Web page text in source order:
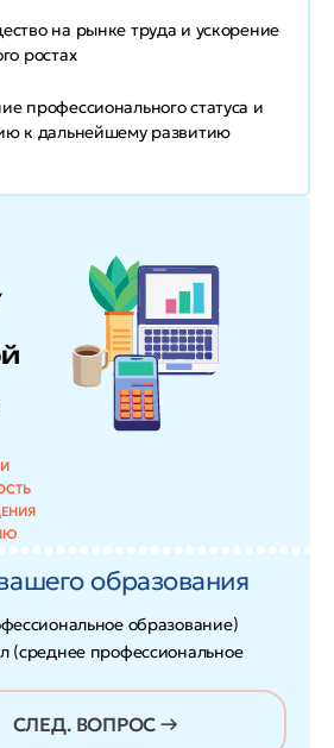
на рынке труда и ускорение
ростах
профессионального статуса и
к дальнейшему развитию
образования
образование)
(среднее профессиональное
СЛЕД. ВОПРОС →